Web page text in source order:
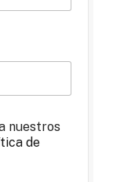
nuestros
de